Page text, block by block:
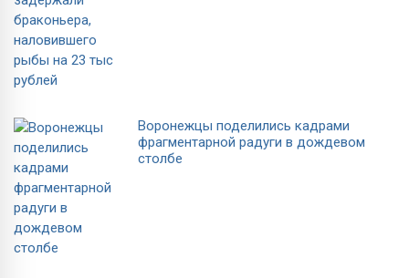
Воронежцы поделились кадрами
фрагментарной радуги в дождевом
столбе